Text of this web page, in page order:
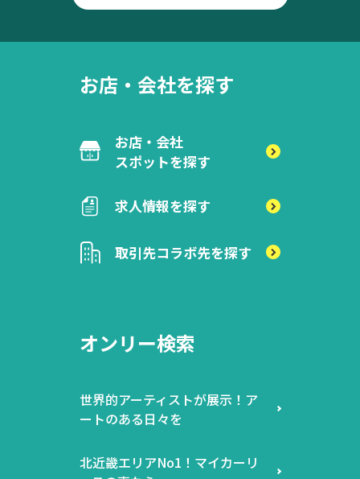
お店・会社を探す
お店・会社
スポットを探す
求人情報を探す
取引先コラボ先を探す
オンリー検索
世界的アーティストが展示！ア
ートのある日々を
北近畿エリアNo1！マイカーリ